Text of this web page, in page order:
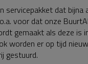
servicepakket dat bijna
voor dat onze
gemaakt als deze is
worden er op tijd
gestuurd.